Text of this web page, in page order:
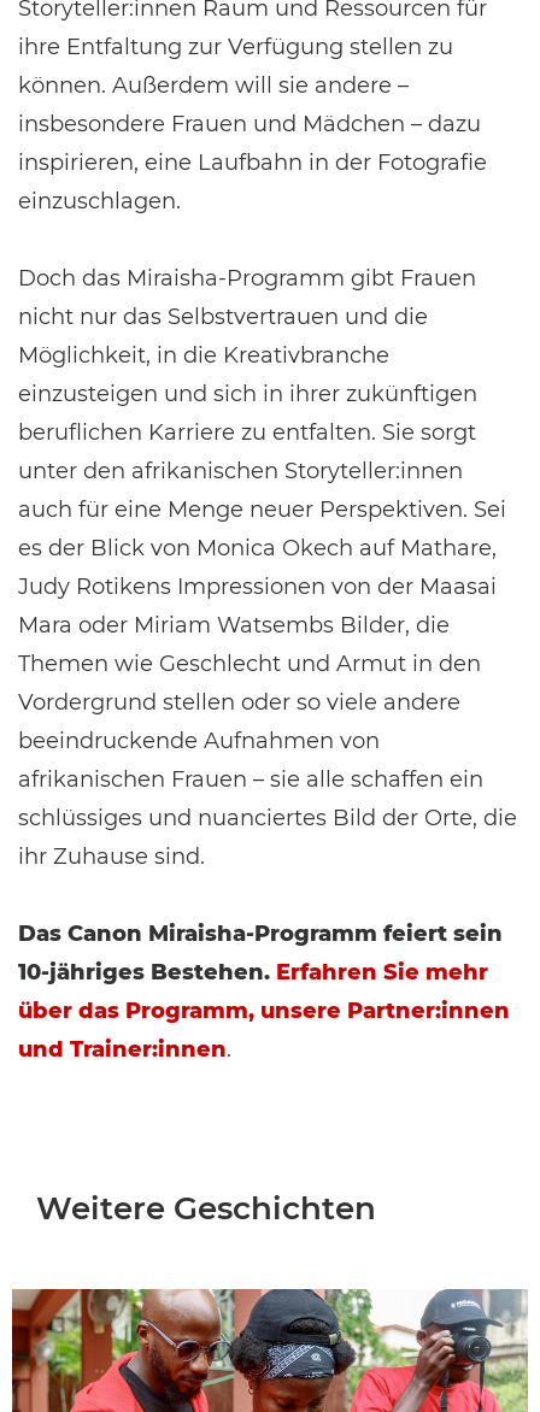
Storyteller:innen Raum und Ressourcen für
ihre Entfaltung zur Verfügung stellen zu
können. Außerdem will sie andere –
insbesondere Frauen und Mädchen – dazu
inspirieren, eine Laufbahn in der Fotografie
einzuschlagen.
Doch das Miraisha-Programm gibt Frauen
nicht nur das Selbstvertrauen und die
Möglichkeit, in die Kreativbranche
einzusteigen und sich in ihrer zukünftigen
beruflichen Karriere zu entfalten. Sie sorgt
unter den afrikanischen Storyteller:innen
auch für eine Menge neuer Perspektiven. Sei
es der Blick von Monica Okech auf Mathare,
Judy Rotikens Impressionen von der Maasai
Mara oder Miriam Watsembs Bilder, die
Themen wie Geschlecht und Armut in den
Vordergrund stellen oder so viele andere
beeindruckende Aufnahmen von
afrikanischen Frauen – sie alle schaffen ein
schlüssiges und nuanciertes Bild der Orte, die
ihr Zuhause sind.
Das Canon Miraisha-Programm feiert sein
10-jähriges Bestehen. Erfahren Sie mehr
über das Programm, unsere Partner:innen
und Trainer:innen.
Weitere Geschichten